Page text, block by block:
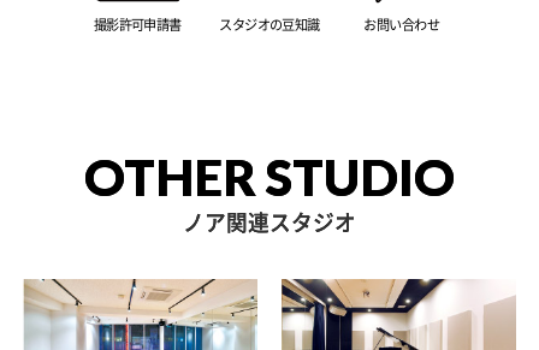
撮影許可申請書 スタジオの豆知識 お問い合わせ
OTHER STUDIO
ノア関連スタジオ